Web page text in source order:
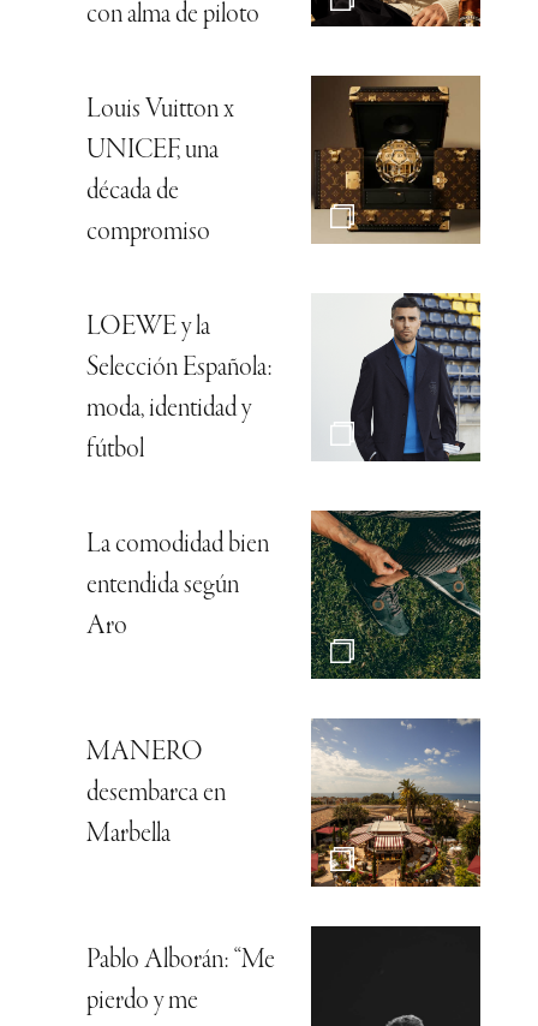
con alma de piloto
Louis Vuitton x
UNICEF, una
década de
compromiso
LOEWE y la
Selección Española:
moda, identidad y
fútbol
La comodidad bien
entendida según
Aro
MANERO
desembarca en
Marbella
Pablo Alborán: “Me
pierdo y me